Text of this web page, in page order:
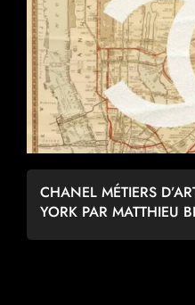
CHANEL MÉTIERS
YORK PAR MATTHIEU